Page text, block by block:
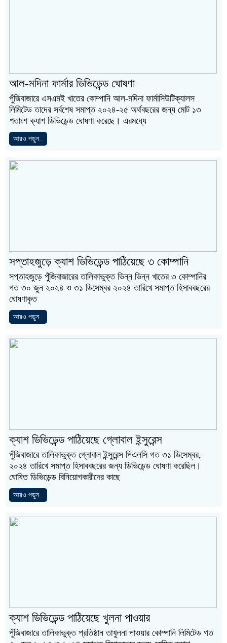
আল-মদিনা ফার্মার ডিভিডেন্ড ঘোষণা
পুঁজিবাজারে এসএমই খাতের কোম্পানি আল-মদিনা ফার্মাসিউটিক্যালস
লিমিটেড তাদের সর্বশেষ সমাপ্ত ২০২৪-২৫ অর্থবছরের জন্য মোট ১৩
শতাংশ ক্যাশ ডিভিডেন্ড ঘোষণা করেছে। এরমধ্যে
আরও পড়ুন..
সপ্তাহজুড়ে ক্যাশ ডিভিডেন্ড পাঠিয়েছে ৩ কোম্পানি
সপ্তাহজুড়ে পুঁজিবাজারের তালিকাভুক্ত ভিন্ন ভিন্ন খাতের ৩ কোম্পানির
গত ৩০ জুন ২০২৪ ও ৩১ ডিসেম্বর ২০২৪ তারিখে সমাপ্ত হিসাববছরের
ঘোষণাকৃত
আরও পড়ুন..
ক্যাশ ডিভিডেন্ড পাঠিয়েছে গ্লোবাল ইন্সুরেন্স
পুঁজিবাজারে তালিকাভুক্ত গ্লোবাল ইন্সুরেন্স পিএলসি গত ৩১ ডিসেম্বর,
২০২৪ তারিখে সমাপ্ত হিসাববছরের জন্য ডিভিডেন্ড ঘোষণা করেছিল।
ঘোষিত ডিভিডেন্ড বিনিয়োগকারীদের কাছে
আরও পড়ুন..
ক্যাশ ডিভিডেন্ড পাঠিয়েছে খুলনা পাওয়ার
পুঁজিবাজারে তালিকাভুক্ত প্রতিষ্ঠান তাখুলনা পাওয়ার কোম্পানি লিমিটেড গত